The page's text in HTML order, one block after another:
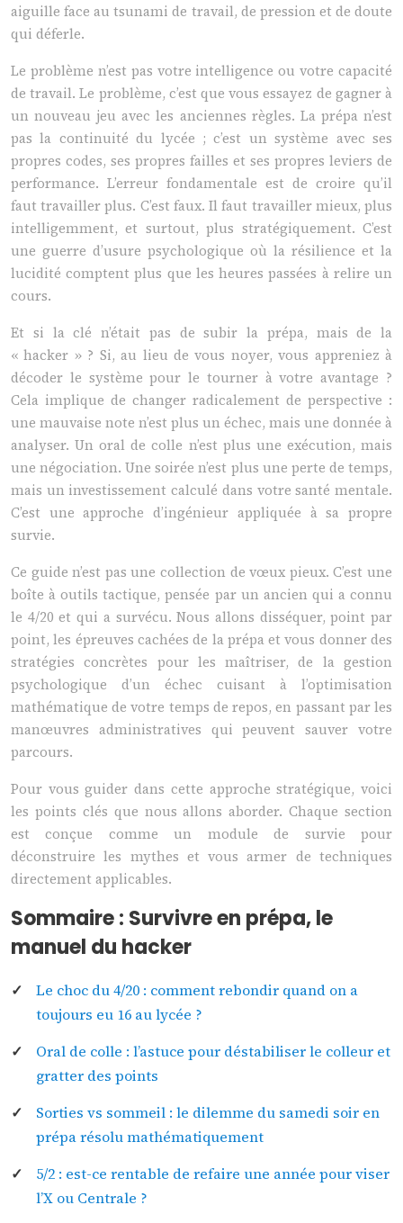
aiguille face au tsunami de travail, de pression et de doute
qui déferle.
Le problème n’est pas votre intelligence ou votre capacité
de travail. Le problème, c’est que vous essayez de gagner à
un nouveau jeu avec les anciennes règles. La prépa n’est
pas la continuité du lycée ; c’est un système avec ses
propres codes, ses propres failles et ses propres leviers de
performance. L’erreur fondamentale est de croire qu’il
faut travailler plus. C’est faux. Il faut travailler mieux, plus
intelligemment, et surtout, plus stratégiquement. C’est
une guerre d’usure psychologique où la résilience et la
lucidité comptent plus que les heures passées à relire un
cours.
Et si la clé n’était pas de subir la prépa, mais de la
« hacker » ? Si, au lieu de vous noyer, vous appreniez à
décoder le système pour le tourner à votre avantage ?
Cela implique de changer radicalement de perspective :
une mauvaise note n’est plus un échec, mais une donnée à
analyser. Un oral de colle n’est plus une exécution, mais
une négociation. Une soirée n’est plus une perte de temps,
mais un investissement calculé dans votre santé mentale.
C’est une approche d’ingénieur appliquée à sa propre
survie.
Ce guide n’est pas une collection de vœux pieux. C’est une
boîte à outils tactique, pensée par un ancien qui a connu
le 4/20 et qui a survécu. Nous allons disséquer, point par
point, les épreuves cachées de la prépa et vous donner des
stratégies concrètes pour les maîtriser, de la gestion
psychologique d’un échec cuisant à l’optimisation
mathématique de votre temps de repos, en passant par les
manœuvres administratives qui peuvent sauver votre
parcours.
Pour vous guider dans cette approche stratégique, voici
les points clés que nous allons aborder. Chaque section
est conçue comme un module de survie pour
déconstruire les mythes et vous armer de techniques
directement applicables.
Sommaire : Survivre en prépa, le
manuel du hacker
Le choc du 4/20 : comment rebondir quand on a
toujours eu 16 au lycée ?
Oral de colle : l’astuce pour déstabiliser le colleur et
gratter des points
Sorties vs sommeil : le dilemme du samedi soir en
prépa résolu mathématiquement
5/2 : est-ce rentable de refaire une année pour viser
l’X ou Centrale ?